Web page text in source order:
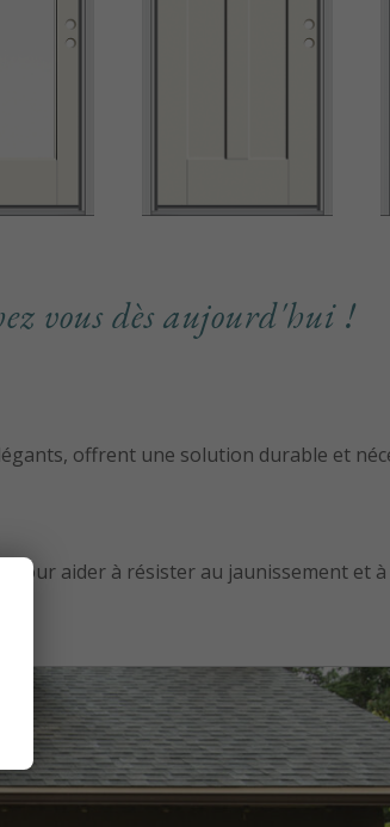
vous dès aujourd'hui !
offrent une solution durable et
aider à résister au jaunissement et